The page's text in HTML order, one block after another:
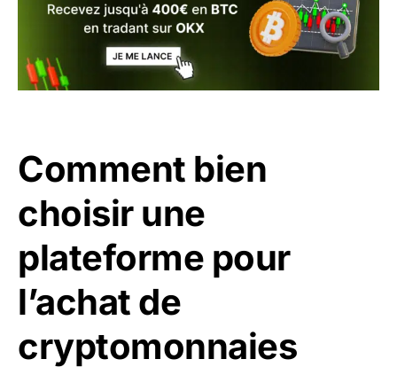
Comment bien
choisir une
plateforme pour
l’achat de
cryptomonnaies